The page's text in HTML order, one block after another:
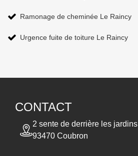
Ramonage de cheminée Le Raincy
Urgence fuite de toiture Le Raincy
CONTACT
2 sente de derrière les jardins
93470 Coubron